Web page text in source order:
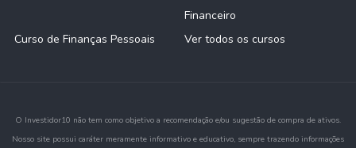
Financeiro
Curso de Finanças Pessoais
Ver todos os cursos
O Investidor10 não tem como objetivo a recomendação e/ou sugestão de compra de ativos.
Nosso site possui caráter meramente informativo e educativo, sempre trazendo informações